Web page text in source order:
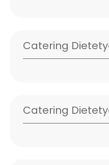
Catering
Catering